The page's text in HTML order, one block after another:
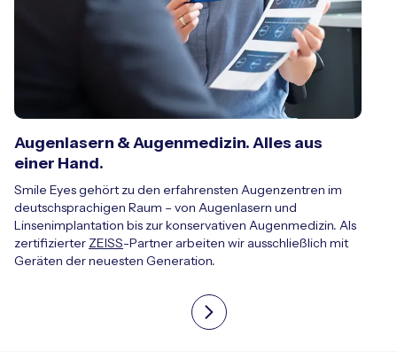
Augenlasern & Augenmedizin. Alles aus
einer Hand.
Smile Eyes gehört zu den erfahrensten Augenzentren im
deutschsprachigen Raum – von Augenlasern und
Linsenimplantation bis zur konservativen Augenmedizin. Als
zertifizierter ZEISS-Partner arbeiten wir ausschließlich mit
Geräten der neuesten Generation.